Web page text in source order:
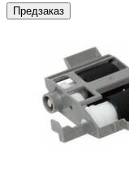
Предзаказ